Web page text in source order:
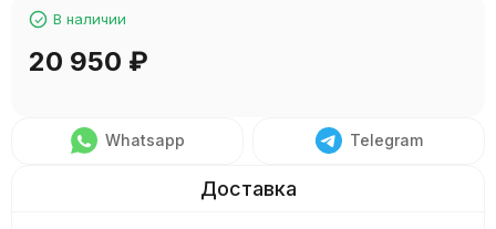
В наличии
20 950 ₽
Whatsapp Telegram